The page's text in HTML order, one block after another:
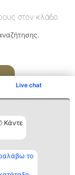
Live chat
Κάντε
το
στον κλάδο